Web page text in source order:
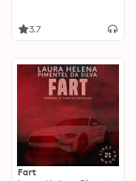
3.7
Fart